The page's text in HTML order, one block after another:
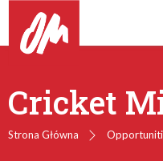
Cricket
Strona Główna